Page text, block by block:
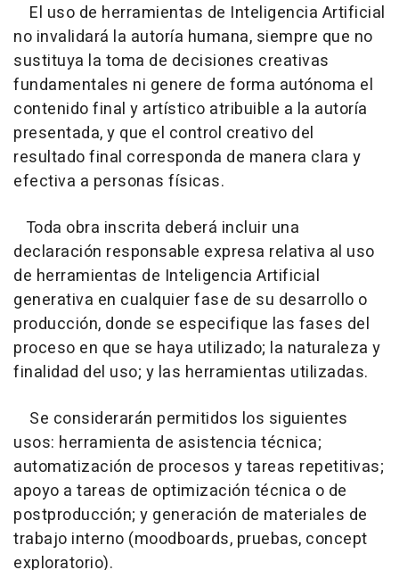
El uso de herramientas de Inteligencia Artificial
no invalidará la autoría humana, siempre que no
sustituya la toma de decisiones creativas
fundamentales ni genere de forma autónoma el
contenido final y artístico atribuible a la autoría
presentada, y que el control creativo del
resultado final corresponda de manera clara y
efectiva a personas físicas.
Toda obra inscrita deberá incluir una
declaración responsable expresa relativa al uso
de herramientas de Inteligencia Artificial
generativa en cualquier fase de su desarrollo o
producción, donde se especifique las fases del
proceso en que se haya utilizado; la naturaleza y
finalidad del uso; y las herramientas utilizadas.
Se considerarán permitidos los siguientes
usos: herramienta de asistencia técnica;
automatización de procesos y tareas repetitivas;
apoyo a tareas de optimización técnica o de
postproducción; y generación de materiales de
trabajo interno (moodboards, pruebas, concept
exploratorio).